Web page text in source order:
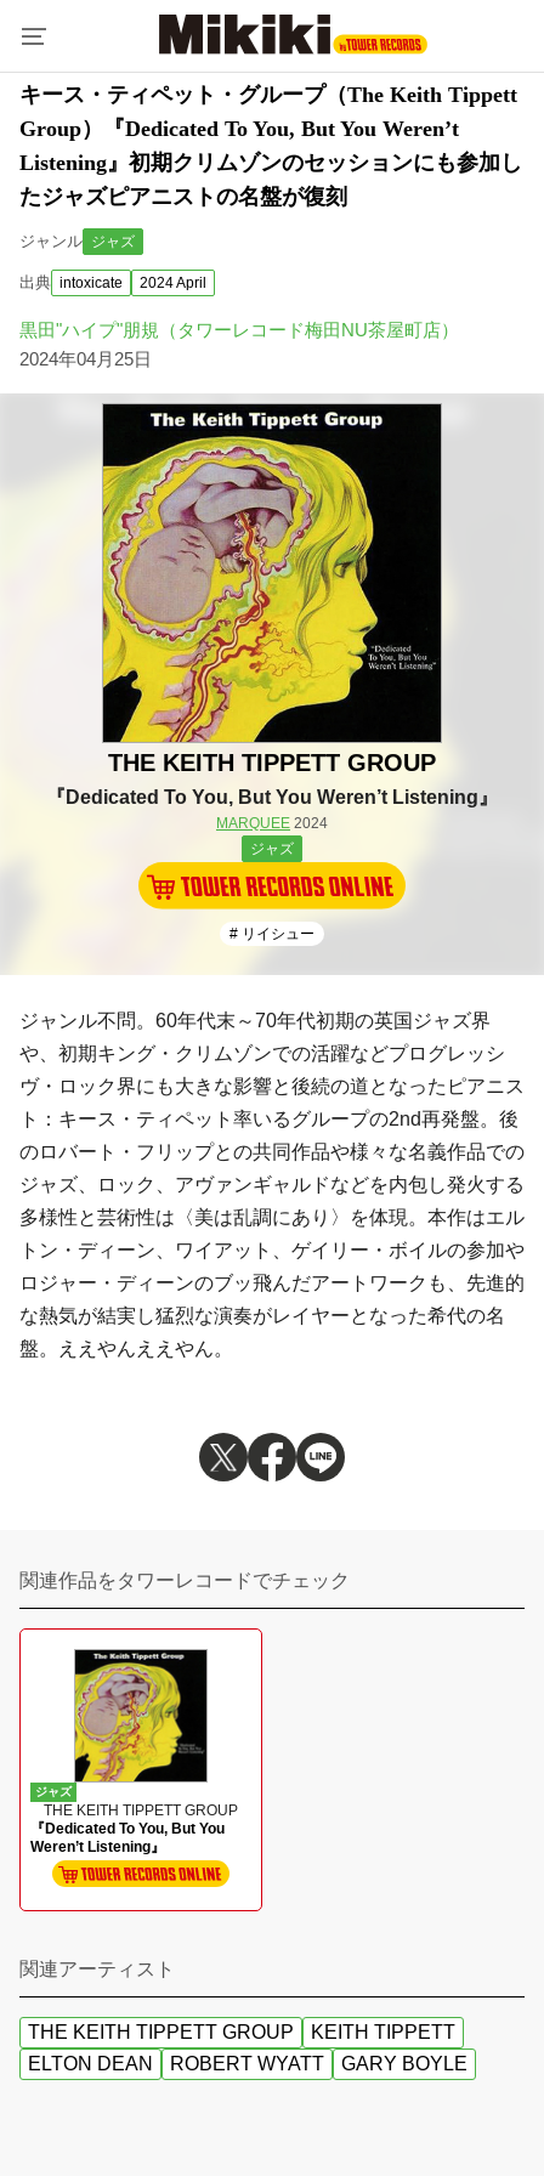
キース・ティペット・グループ（The Keith Tippett
Group）『Dedicated To You, But You Weren’t
Listening』初期クリムゾンのセッションにも参加し
たジャズピアニストの名盤が復刻
ジャンル ジャズ
出典 intoxicate 2024 April
黒田"ハイプ"朋規（タワーレコード梅田NU茶屋町店）
2024年04月25日
THE KEITH TIPPETT GROUP
『Dedicated To You, But You Weren’t Listening』
MARQUEE 2024
ジャズ
# リイシュー
ジャンル不問。60年代末～70年代初期の英国ジャズ界
や、初期キング・クリムゾンでの活躍などプログレッシ
ヴ・ロック界にも大きな影響と後続の道となったピアニス
ト：キース・ティペット率いるグループの2nd再発盤。後
のロバート・フリップとの共同作品や様々な名義作品での
ジャズ、ロック、アヴァンギャルドなどを内包し発火する
多様性と芸術性は〈美は乱調にあり〉を体現。本作はエル
トン・ディーン、ワイアット、ゲイリー・ボイルの参加や
ロジャー・ディーンのブッ飛んだアートワークも、先進的
な熱気が結実し猛烈な演奏がレイヤーとなった希代の名
盤。ええやんええやん。
関連作品をタワーレコードでチェック
ジャズ
THE KEITH TIPPETT GROUP
『Dedicated To You, But You
Weren’t Listening』
関連アーティスト
THE KEITH TIPPETT GROUP
KEITH TIPPETT
ELTON DEAN
ROBERT WYATT GARY BOYLE